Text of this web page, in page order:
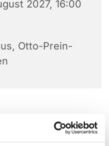
2027, 16:00
Otto-Prein-